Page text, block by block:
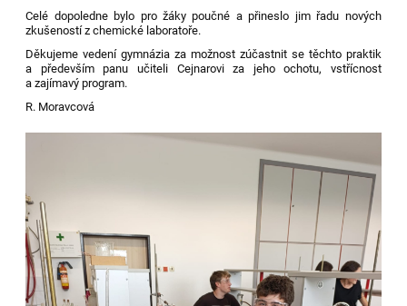
Celé dopoledne bylo pro žáky poučné a přineslo jim řadu nových
zkušeností z chemické laboratoře.
Děkujeme vedení gymnázia za možnost zúčastnit se těchto praktik
a především panu učiteli Cejnarovi za jeho ochotu, vstřícnost
a zajímavý program.
R. Moravcová